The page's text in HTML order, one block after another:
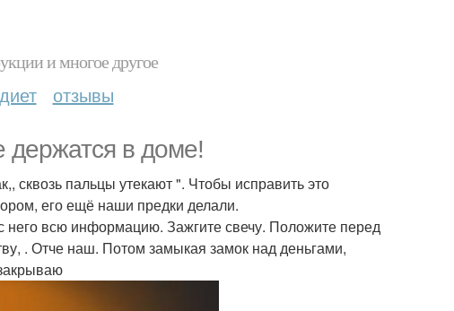
и многое другое
отзывы
держатся в доме!
сквозь пальцы утекают ". Чтобы исправить это
его ещё наши предки делали.
него всю информацию. Зажгите свечу. Положите перед
. Отче наш. Потом замыкая замок над деньгами,